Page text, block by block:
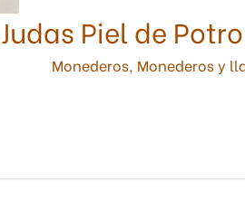
Piel de Potro
Monederos, Monederos y